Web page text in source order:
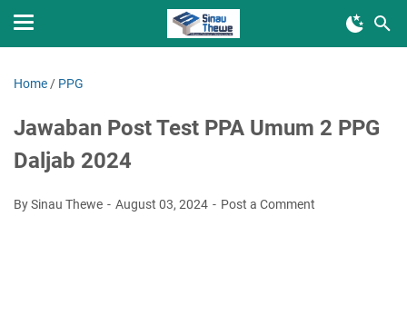
Home / PPG
Jawaban Post Test PPA Umum 2 PPG
Daljab 2024
By Sinau Thewe August 03, 2024 Post a Comment